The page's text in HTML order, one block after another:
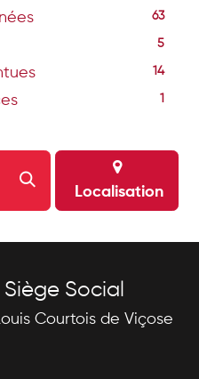
63
5
14
Localisation
Social
Courtois de Viçose